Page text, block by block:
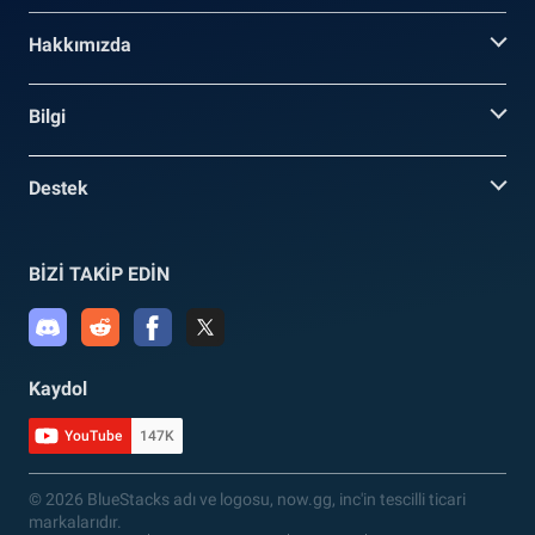
Hakkımızda
Bilgi
Destek
BİZİ TAKİP EDİN
Kaydol
YouTube 147K
© 2026 BlueStacks adı ve logosu, now.gg, inc'in tescilli ticari
markalarıdır.